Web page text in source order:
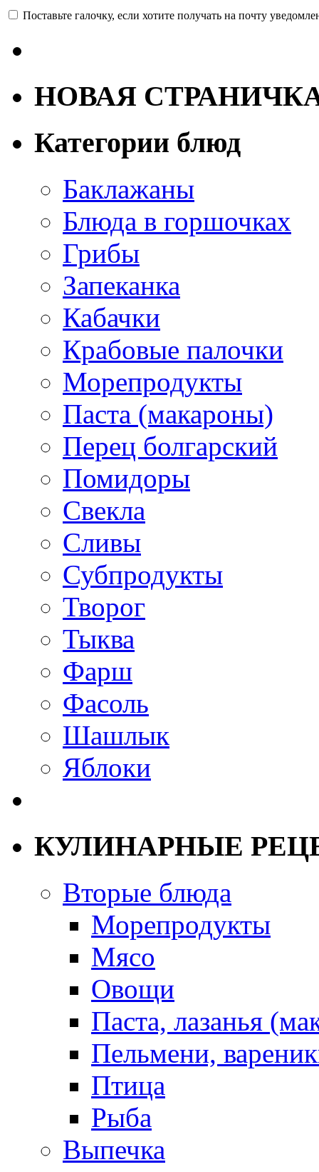
Поставьте галочку, если хотите получать на почту
НОВАЯ
Категории блюд
Баклажаны
Блюда в горшочках
Грибы
Запеканка
Кабачки
Крабовые палочки
Морепродукты
Паста (макароны)
Перец болгарский
Помидоры
Свекла
Сливы
Субпродукты
Творог
Тыква
Фарш
Фасоль
Шашлык
Яблоки
КУЛИНАРНЫЕ
Вторые блюда
Морепродукты
Мясо
Овощи
Паста, лазанья
Пельмени,
Птица
Рыба
Выпечка